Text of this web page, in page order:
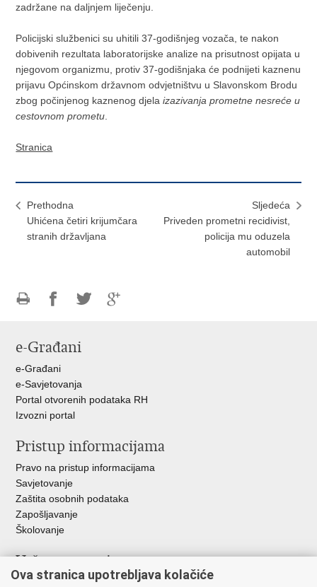
zadržane na daljnjem liječenju.
Policijski službenici su uhitili 37-godišnjeg vozača, te nakon
dobivenih rezultata laboratorijske analize na prisutnost opijata u
njegovom organizmu, protiv 37-godišnjaka će podnijeti kaznenu
prijavu Općinskom državnom odvjetništvu u Slavonskom Brodu
zbog počinjenog kaznenog djelaizazivanja prometne nesreće u
cestovnom prometu
Stranica
Prethodna
Uhićena četiri krijumčara
stranih državljana
Sljedeća
Priveden prometni recidivist,
policija mu oduzela
automobil
FacebookuTwitteru
e-Građani
e-Građani
e-Savjetovanja
Portal otvorenih podataka RH
Izvozni portal
Pristup informacijama
Pravo na pristup informacijama
Savjetovanje
Zaštita osobnih podataka
Zapošljavanje
Školovanje
Važne poveznice
Ministarstvo unutarnjih poslova
Ova stranica upotrebljava kolačiće